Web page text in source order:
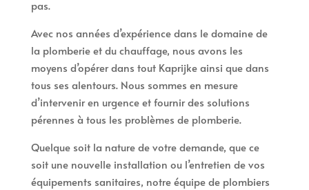
pas.
Avec nos années d’expérience dans le domaine de
la plomberie et du chauffage, nous avons les
moyens d’opérer dans tout Kaprijke ainsi que dans
tous ses alentours. Nous sommes en mesure
d’intervenir en urgence et fournir des solutions
pérennes à tous les problèmes de plomberie.
Quelque soit la nature de votre demande, que ce
soit une nouvelle installation ou l’entretien de vos
équipements sanitaires, notre équipe de plombiers